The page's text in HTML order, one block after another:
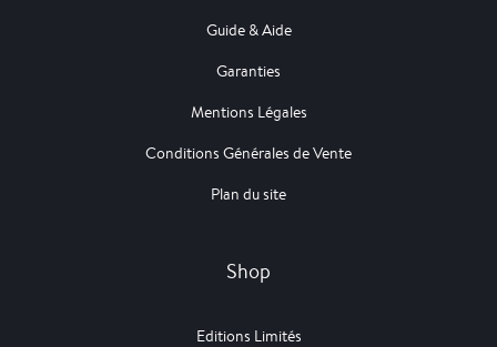
Guide & Aide
Garanties
Mentions Légales
Conditions Générales de Vente
Plan du site
Shop
Editions Limités